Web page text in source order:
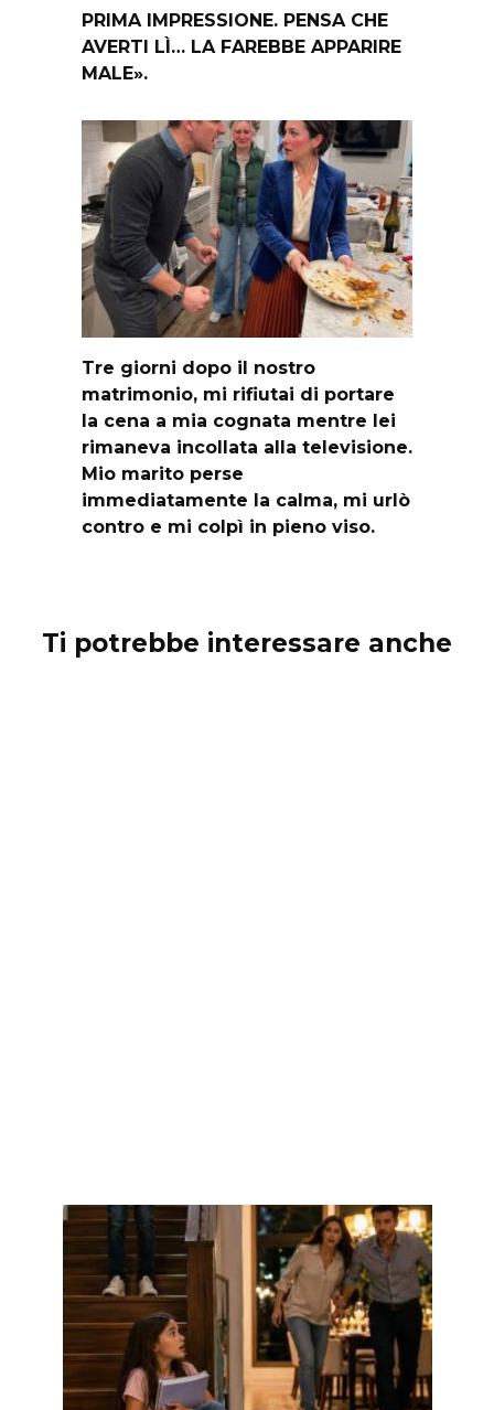
PRIMA IMPRESSIONE. PENSA CHE
AVERTI LÌ… LA FAREBBE APPARIRE
MALE».
Tre giorni dopo il nostro
matrimonio, mi rifiutai di portare
la cena a mia cognata mentre lei
rimaneva incollata alla televisione.
Mio marito perse
immediatamente la calma, mi urlò
contro e mi colpì in pieno viso.
Ti potrebbe interessare anche